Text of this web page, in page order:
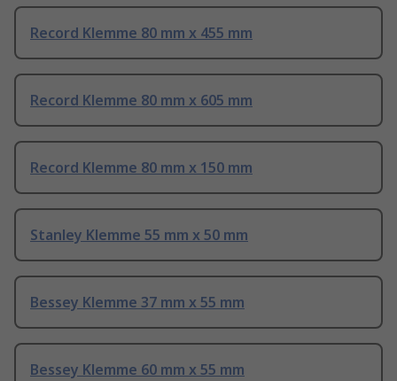
Record Klemme 80 mm x 455 mm
Record Klemme 80 mm x 605 mm
Record Klemme 80 mm x 150 mm
Stanley Klemme 55 mm x 50 mm
Bessey Klemme 37 mm x 55 mm
Bessey Klemme 60 mm x 55 mm